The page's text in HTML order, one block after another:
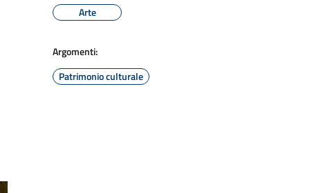
Arte
Argomenti:
Patrimonio culturale